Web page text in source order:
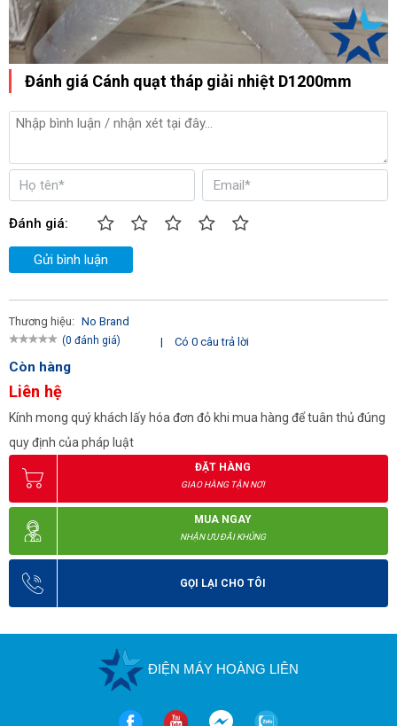
Đánh giá Cánh quạt tháp giải nhiệt D1200mm
Đánh giá:
Gửi bình luận
Thương hiệu: No Brand
(0 đánh giá) | Có 0 câu trả lời
Còn hàng
Liên hệ
Kính mong quý khách lấy hóa đơn đỏ khi mua hàng để tuân thủ đúng
quy định của pháp luật
ĐẶT HÀNG
GIAO HÀNG TẬN NƠI
MUA NGAY
NHẬN ƯU ĐÃI KHỦNG
GỌI LẠI CHO TÔI
ĐIỆN MÁY HOÀNG LIÊN